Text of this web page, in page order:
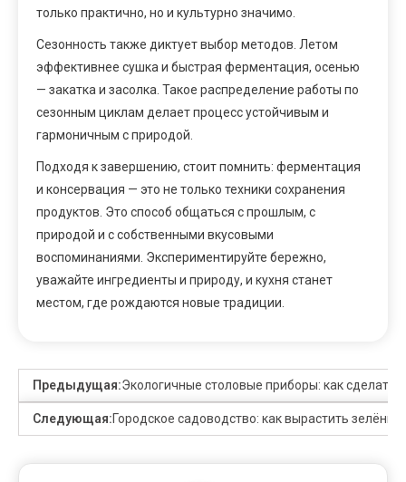
только практично, но и культурно значимо.
Сезонность также диктует выбор методов. Летом
эффективнее сушка и быстрая ферментация, осенью
— закатка и засолка. Такое распределение работы по
сезонным циклам делает процесс устойчивым и
гармоничным с природой.
Подходя к завершению, стоит помнить: ферментация
и консервация — это не только техники сохранения
продуктов. Это способ общаться с прошлым, с
природой и с собственными вкусовыми
воспоминаниями. Экспериментируйте бережно,
уважайте ингредиенты и природу, и кухня станет
местом, где рождаются новые традиции.
Предыдущая:Экологичные столовые приборы: как сделать
Следующая:Городское садоводство: как вырастить